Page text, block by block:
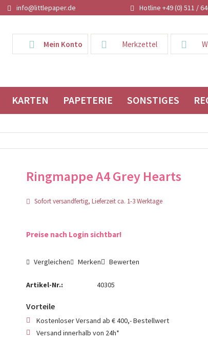
info@littlepaper.de Hotline +49 (0) 511 /
Merkzettel
Mein Konto
KARTEN PAPETERIE SONSTIGES
Ringmappe A4 Grey Hearts
Sofort versandfertig, Lieferzeit ca. 1-3 Werktage
Preise nach Login sichtbar!
Vergleichen Merken Bewerten
Artikel-Nr.: 40305
Vorteile
Kostenloser Versand ab € 400,- Bestellwert
Versand innerhalb von 24h*